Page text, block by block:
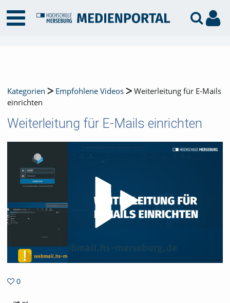
Kategorien Empfohlene Videos
Weiterleitung für E-Mails
einrichten
Weiterleitung für E-Mails einrichten
0